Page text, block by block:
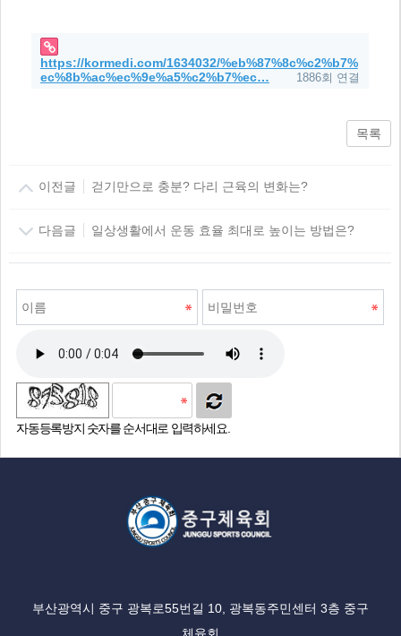
https://kormedi.com/1634032/%eb%87%8c%c2%b7%
ec%8b%ac%ec%9e%a5%c2%b7%ec…
1886회 연결
목록
이전글 걷기만으로 충분? 다리 근육의 변화는?
다음글 일상생활에서 운동 효율 최대로 높이는 방법은?
자동등록방지 숫자를 순서대로 입력하세요.
부산광역시 중구 광복로55번길 10, 광복동주민센터 3층 중구